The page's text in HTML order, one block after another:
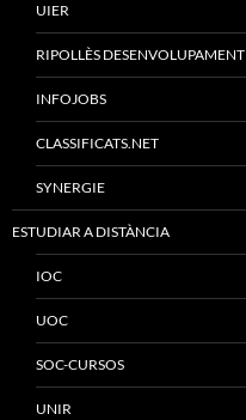
UIER
RIPOLLÈS DESENVOLUPAMENT
INFOJOBS
CLASSIFICATS.NET
SYNERGIE
ESTUDIAR A DISTÀNCIA
IOC
UOC
SOC-CURSOS
UNIR